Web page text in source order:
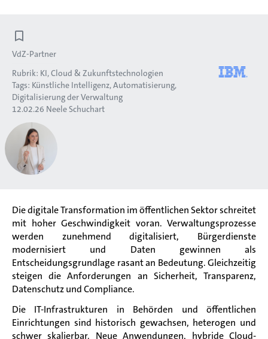
VdZ-Partner
Rubrik: KI, Cloud & Zukunftstechnologien
Tags: Künstliche Intelligenz Automatisierung
Digitalisierung der Verwaltung
12.02.26 Neele Schuchart
Die digitale Transformation im öffentlichen Sektor schreitet
mit hoher Geschwindigkeit voran. Verwaltungsprozesse
werden zunehmend digitalisiert, Bürgerdienste
modernisiert und Daten gewinnen als
Entscheidungsgrundlage rasant an Bedeutung. Gleichzeitig
steigen die Anforderungen an Sicherheit, Transparenz,
Datenschutz und Compliance.
Die IT-Infrastrukturen in Behörden und öffentlichen
Einrichtungen sind historisch gewachsen, heterogen und
schwer skalierbar. Neue Anwendungen, hybride Cloud-